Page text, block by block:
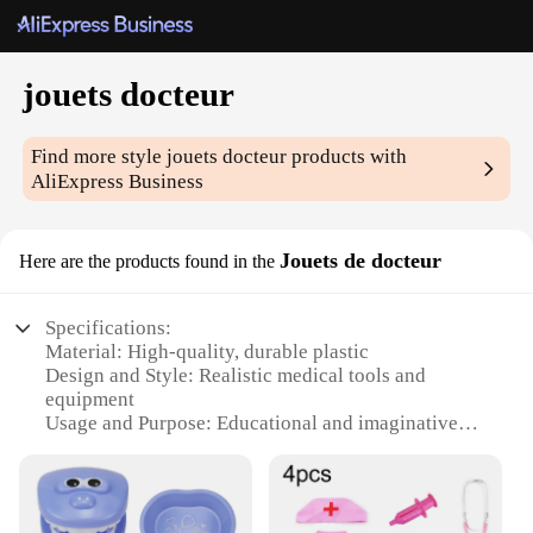
jouets docteur
Find more stylejouets docteur products with
AliExpress Business
Here are the products found in the Jouets de docteur
Specifications:
Material: High-quality, durable plastic
Design and Style: Realistic medical tools and
equipment
Usage and Purpose: Educational and imaginative
Type and Category: Doctor's play set
Performance and Property: Safe, non-toxic materials
Parts and Accessories: Comprehensive set of